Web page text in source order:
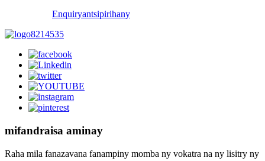
Enquiryantsipirihany
mifandraisa aminay
Raha mila fanazavana fanampiny momba ny vokatra na ny lisitry ny